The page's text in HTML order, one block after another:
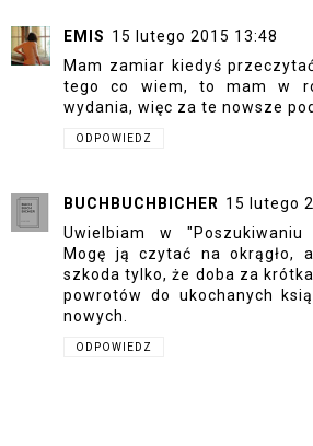
EMIS 15 lutego 2015 13:48
Mam zamiar kiedyś
tego co wiem, to mam w
wydania, więc za te nowsze
ODPOWIEDZ
BUCHBUCHBICHER 15 lutego
Uwielbiam w "Poszukiwaniu
Mogę ją czytać na okrągło,
szkoda tylko, że doba za
powrotów do ukochanych
nowych.
ODPOWIEDZ